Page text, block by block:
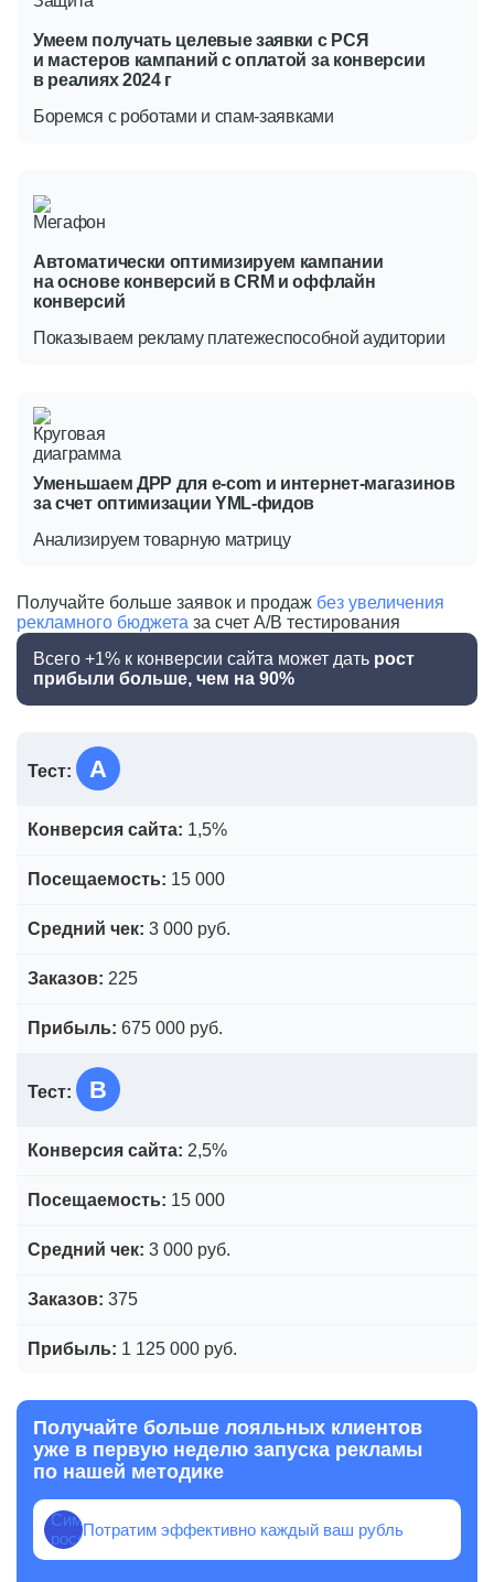
Умеем получать целевые заявки с РСЯ
и мастеров кампаний с оплатой за конверсии
в реалиях 2024 г
Боремся с роботами и спам-заявками
Автоматически оптимизируем кампании
на основе конверсий в CRM и оффлайн
конверсий
Показываем рекламуплатежеспособной аудитории
Уменьшаем ДРР для e-com и интернет-магазинов
за счет оптимизации YML-фидов
Анализируем товарную матрицу
Получайте больше заявок и продаж без увеличения
рекламного бюджета за счет A/B тестирования
Всего +1% к конверсии сайта может дать рост
прибыли больше, чем на 90%
Тест Конверсия сайта
A
1,5%
15 000
3 000 руб.
225
675 000 руб.
B
2,5%
15 000
3 000 руб.
375
1 125 000 руб.
Получайте больше лояльных клиентов
уже в первую неделю запуска рекламы
по нашей методике
Потратим эффективно каждый ваш рубль